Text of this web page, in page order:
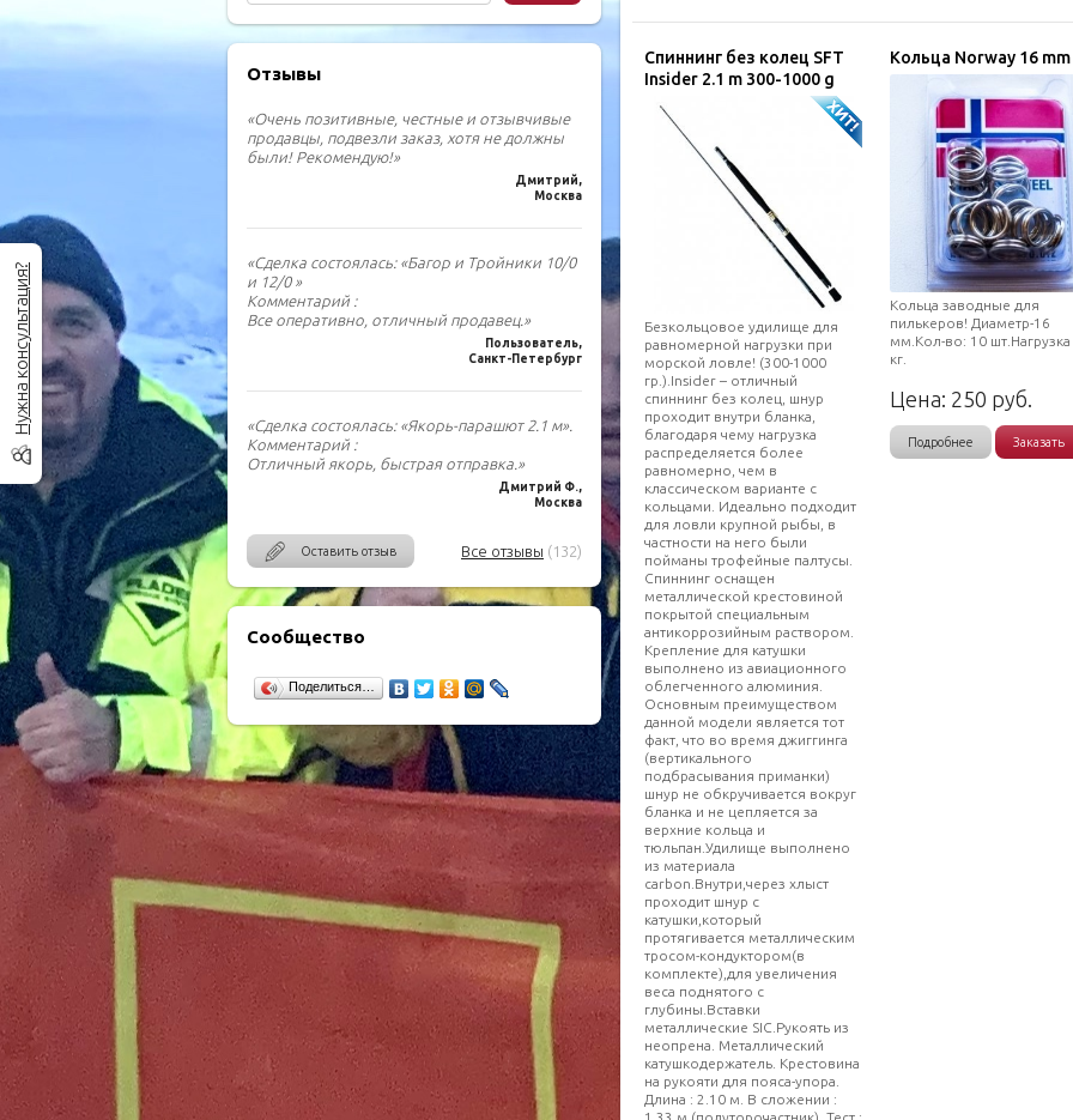
Отзывы
«Очень позитивные, честные и отзывчивые
продавцы, подвезли заказ, хотя не должны
были! Рекомендую!»
Дмитрий,
Москва
«Сделка состоялась: «Багор и Тройники 10/0
и 12/0 »
Комментарий :
Все оперативно, отличный продавец.»
Пользователь,
Санкт-Петербург
«Сделка состоялась: «Якорь-парашют 2.1 м».
Комментарий :
Отличный якорь, быстрая отправка.»
Дмитрий Ф.,
Москва
Оставить отзыв Все отзывы (132)
Сообщество
Поделиться…
Спиннинг без колец SFT
Insider 2.1 m 300-1000 g
Безкольцовое удилище для
равномерной нагрузки при
морской ловле! (300-1000
гр.).Insider – отличный
спиннинг без колец, шнур
проходит внутри бланка,
благодаря чему нагрузка
распределяется более
равномерно, чем в
классическом варианте с
кольцами. Идеально подходит
для ловли крупной рыбы, в
частности на него были
пойманы трофейные палтусы.
Спиннинг оснащен
металлической крестовиной
покрытой специальным
антикоррозийным раствором.
Крепление для катушки
выполнено из авиационного
облегченного алюминия.
Основным преимуществом
данной модели является тот
факт, что во время джиггинга
(вертикального
подбрасывания приманки)
шнур не обкручивается вокруг
бланка и не цепляется за
верхние кольца и
тюльпан.Удилище выполнено
из материала
carbon.Внутри,через хлыст
проходит шнур с
катушки,который
протягивается металлическим
тросом-кондуктором(в
комплекте),для увеличения
веса поднятого с
глубины.Вставки
металлические SIC.Рукоять из
неопрена. Металлический
катушкодержатель. Крестовина
на рукояти для пояса-упора.
Длина : 2.10 м. В сложении :
1.33 м (полуторочастник). Тест :
Кольца Norway 16 mm
Кольца заводные для
пилькеров! Диаметр-16
мм.Кол-во: 10 шт.Нагрузка
кг.
Цена: 250 руб.
Подробнее Заказать
Нужна консультация?